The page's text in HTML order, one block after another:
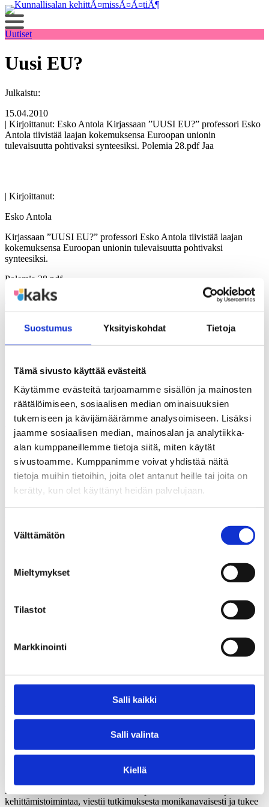
Suostumus Yksityiskohdat Tietoja
Tämä sivusto käyttää evästeitä
Käytämme evästeitä tarjoamamme sisällön ja mainosten
räätälöimiseen, sosiaalisen median ominaisuuksien
tukemiseen ja kävijämäärämme analysoimiseen. Lisäksi
jaamme sosiaalisen median, mainosalan ja analytiikka-
alan kumppaneillemme tietoja siitä, miten käytät
sivustoamme. Kumppanimme voivat yhdistää näitä
tietoja muihin tietoihin, joita olet antanut heille tai joita on
kerätty, kun olet käyttänyt heidän palvelujaan.
valinta
Välttämätön
Mieltymykset
Tilastot
Markkinointi
Salli kaikki
Salli valinta
Kiellä
Siirry
sisältöön
Uutiset
Uusi EU?
Julkaistu:
15.04.2010
| Kirjoittanut: Esko Antola Kirjassaan ”UUSI EU?” professori Esko
Antola tiivistää laajan kokemuksensa Euroopan unionin
tulevaisuutta pohtivaksi synteesiksi. Polemia 28.pdf Jaa
| Kirjoittanut:
Esko Antola
Kirjassaan ”UUSI EU?” professori Esko Antola tiivistää laajan
kokemuksensa Euroopan unionin tulevaisuutta pohtivaksi
synteesiksi.
Polemia 28.pdf
Jaa
Jaa artikkeli
Share on Facebook
Share on LinkedIn
Email this Page
Voisit olla kiinnostunut myös
näistä
Kaikki
ajankohtaiset
Etsimme Kunnallisalan kehittämissäätiölle
strategisesti ja pitkäjänteisesti
itsenäinen säätiö. Se rahoittaa kuntia palvelevaa tutkimus- ja
kehittämistoimintaa, viestii tutkimuksesta monikanavaisesti ja tukee